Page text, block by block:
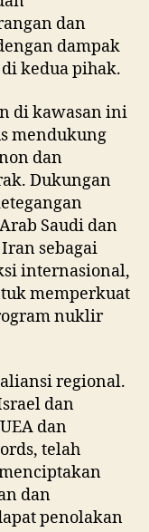
dan
dampak
kedua pihak.
di kawasan ini
mendukung
dan
Dukungan
Saudi dan
sebagai
internasional,
memperkuat
nuklir
regional.
dan
dan
telah
dan
penolakan